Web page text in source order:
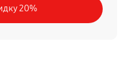
60 минут
20%